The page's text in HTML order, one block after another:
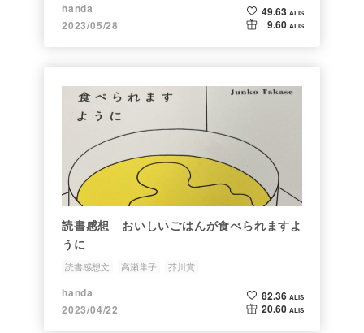
handa
2023/05/28
49.63 ALIS
9.60 ALIS
読書感想 おいしいごはんが食べられますよ
うに
読書感想文 高瀬隼子 芥川賞
handa
2023/04/22
82.36 ALIS
20.60 ALIS